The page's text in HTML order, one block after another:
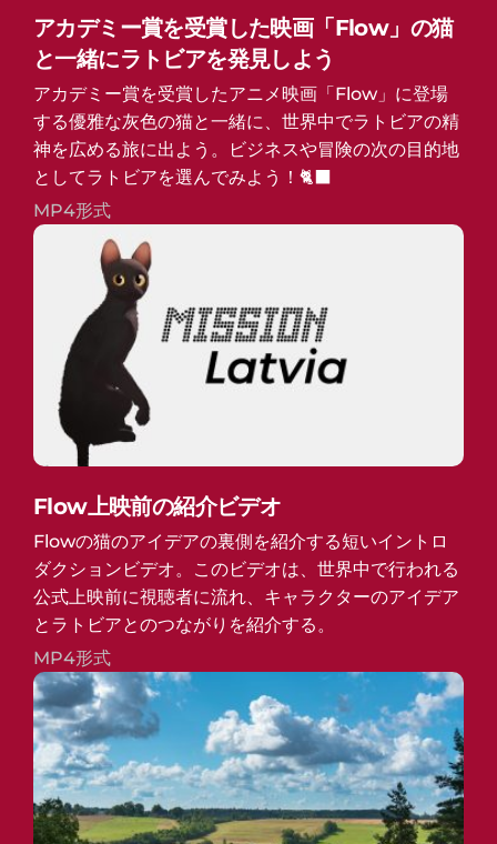
アカデミー賞を受賞した映画「Flow」の猫
と一緒にラトビアを発見しよう
アカデミー賞を受賞したアニメ映画「Flow」に登場
する優雅な灰色の猫と一緒に、世界中でラトビアの精
神を広める旅に出よう。ビジネスや冒険の次の目的地
としてラトビアを選んでみよう！🐈‍⬛
MP4形式
Flow上映前の紹介ビデオ
Flowの猫のアイデアの裏側を紹介する短いイントロ
ダクションビデオ。このビデオは、世界中で行われる
公式上映前に視聴者に流れ、キャラクターのアイデア
とラトビアとのつながりを紹介する。
MP4形式